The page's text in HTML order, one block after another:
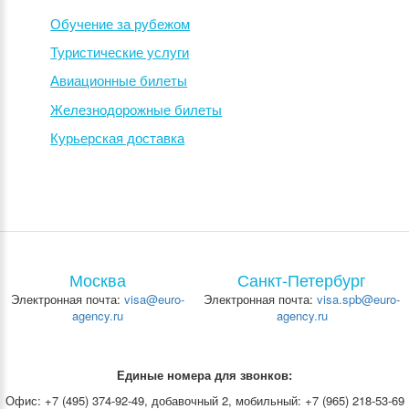
(прописки)
Предоставляются при наличии паспорта.
Анкета посольства на английском языке
Анкета заполняется на каждого заявителя
отдельно и подписывается ими
собственноручно.
Предоставляется при наличии.
Копии документов, подтверждающие права
Предоставляется при наличии.
Фотографии
Обучение за рубежом
Туристические услуги
Авиационные билеты
Железнодорожные билеты
Курьерская доставка
Москва
Электронная почта: visa@euro-
agency.ru
Санкт-Петербург
Электронная почта: visa.spb@euro-
agency.ru
Единые номера для звонков:
Офис: +7 (495) 374-92-49, добавочный 2, мобильный: +7 (965) 218-53-69